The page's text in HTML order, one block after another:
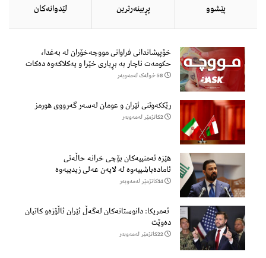
پێشوو پڕبینەرترین لێدوانەكان
خۆپیشاندانی فراوانی مووچەخۆران لە بەغدا،
حکومەت ناچار بە بڕیاری خێرا و یەکلاکەوە دەکات
58 خولەک لەمەوبەر
رێککەوتنی ئێران و عومان لەسەر گەرووی هورمز
2كاتژمێر لەمەوبەر
هێزه‌ ئه‌منییه‌كان بۆچی خرانە حاڵه‌تی
ئاماده‌باشییه‌وه‌ لە لایەن عەلی زیدییەوە
14كاتژمێر لەمەوبەر
ئەمریکا: دانوستانەکان لەگەڵ ئێران ئاڵۆزەو کاتیان
دەوێت
22كاتژمێر لەمەوبەر